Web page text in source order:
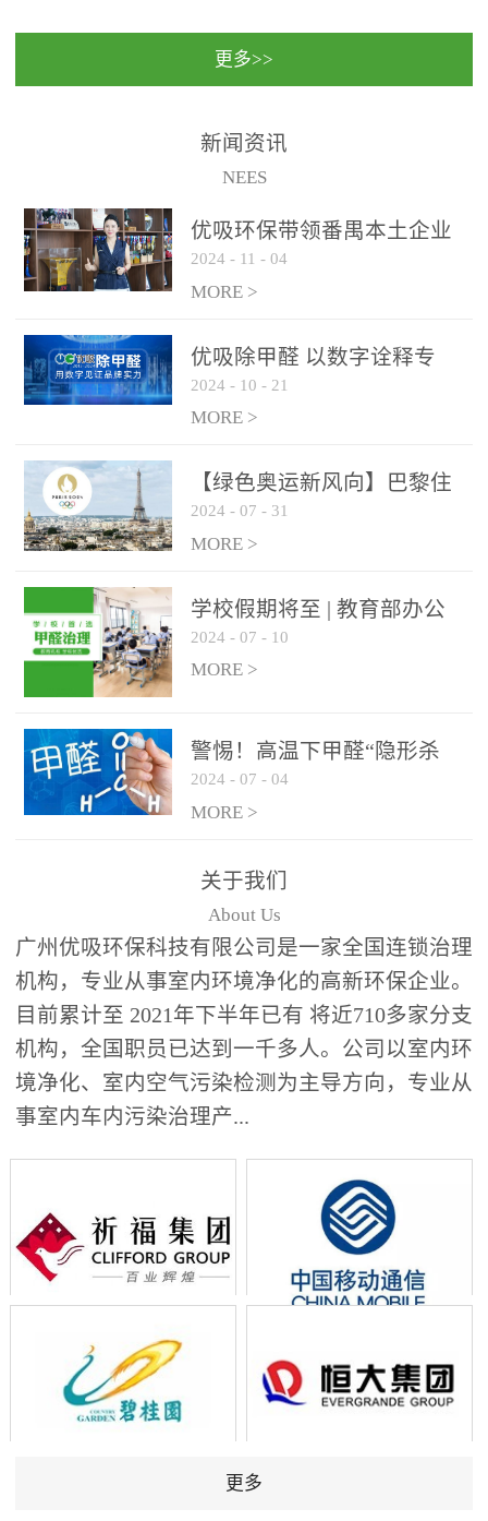
民法院室内除甲醛空气治
保施工日期：2020年1月珠
国家通过设在对外开放口
（及各出入境边防检查
更多>>
新闻资讯
NEES
优吸环保带领番禺本​土企业
勇敢破局向“新”
2024 - 11 - 04
MORE >
优吸除甲醛 以数字诠释专
业，尽显除醛品牌实力！
2024 - 10 - 21
MORE >
【绿色奥运新风向】巴黎住
宿风波：优吸环保共建健康
绿色家居
2024 - 07 - 31
MORE >
学校假期将至 | 教育部办公
厅关于加强学校新建校舍室
内空气质量管理通知
2024 - 07 - 10
MORE >
警惕！高温下甲醛“隐形杀
手”来袭，你的家安全吗？
2024 - 07 - 04
MORE >
关于我们
About Us
广州优吸环保科技有限公司是一家全国连锁治理
机构，专业从事室内环境净化的高新环保企业。
目前累计至 2021年下半年已有 将近710多家分支
机构，全国职员已达到一千多人。公司以室内环
境净化、室内空气污染检测为主导方向，专业从
事室内车内污染治理产...
更多